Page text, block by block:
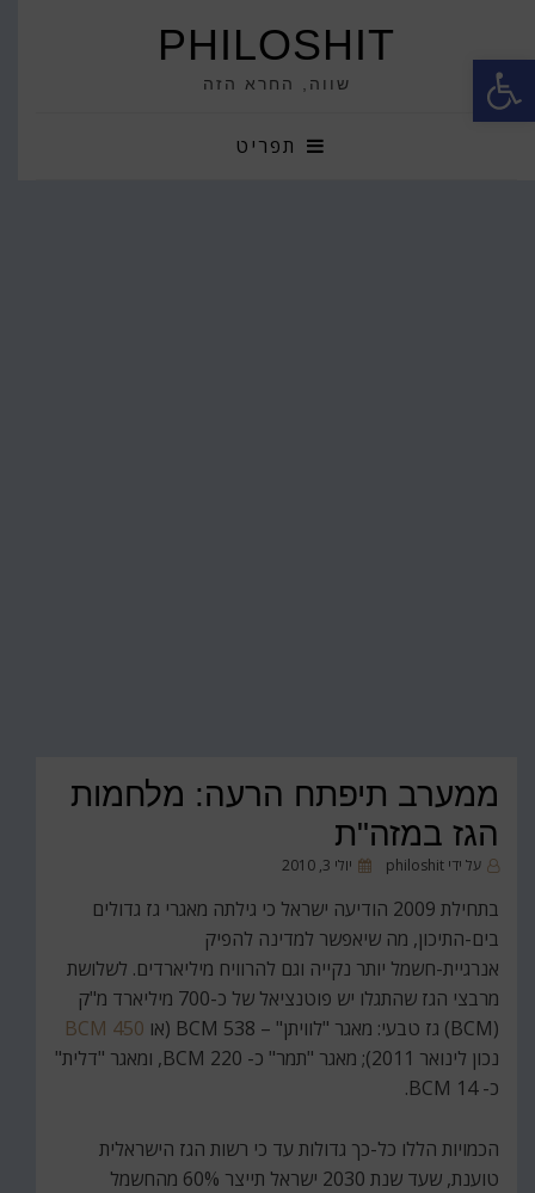
פתח סרגל נגישות PHILOSHIT
שווה, החרא הזה
תפריט
ממערב תיפתח הרעה: מלחמות
הגז במזה"ת
על ידי philoshit
פורסם
יולי 3, 2010
בתחילת 2009 הודיעה ישראל כי גילתה מאגרי גז גדולים
בים-התיכון, מה שיאפשר למדינה להפיק
אנרגיית-חשמל יותר נקייה וגם להרוויח מיליארדים. לשלושת
מרבצי הגז שהתגלו יש פוטנציאל של כ-700 מיליארד מ"ק
(BCM) גז טבעי: מאגר "לוויתן" – 538 BCM (או
450 BCM
נכון לינואר 2011); מאגר "תמר" כ- 220 BCM, ומאגר "דלית"
כ- 14 BCM.
הכמויות הללו כל-כך גדולות עד כי רשות הגז הישראלית
טוענת, שעד שנת 2030 ישראל תייצר 60% מהחשמל